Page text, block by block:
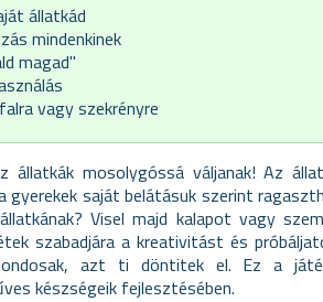
állatkád
mindenkinek
magad"
vagy szekrényre
állatkák mosolygóssá váljanak! Az
gyerekek saját belátásuk szerint
Visel majd kalapot vagy
szabadjára a kreativitást és
azt ti döntitek el. Ez a
készségeik fejlesztésében.